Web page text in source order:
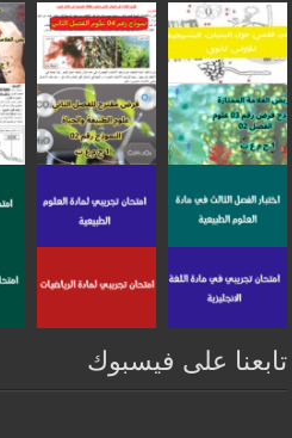
تابعنا على فيسبوك